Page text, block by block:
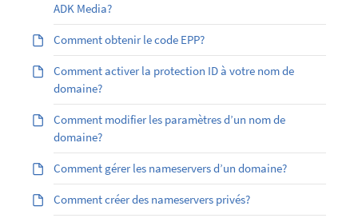
ADK Media?
Comment obtenir le code EPP?
Comment activer la protection ID à votre nom de
domaine?
Comment modifier les paramètres d’un nom de
domaine?
Comment gérer les nameservers d’un domaine?
Comment créer des nameservers privés?